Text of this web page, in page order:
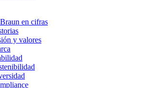
en cifras
y valores